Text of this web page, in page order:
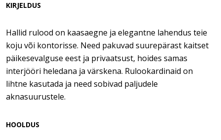
KIRJELDUS
Hallid rulood on kaasaegne ja elegantne lahendus teie
koju või kontorisse. Need pakuvad suurepärast kaitset
päikesevalguse eest ja privaatsust, hoides samas
interjööri heledana ja värskena. Rulookardinaid on
lihtne kasutada ja need sobivad paljudele
aknasuurustele.
HOOLDUS